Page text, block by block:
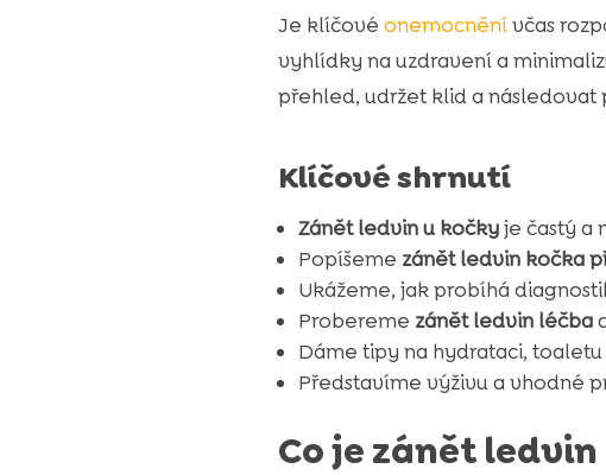
Je klíčové onemocněnívčas
vyhlídky na uzdravení a
přehled, udržet klid a následovat
Klíčové shrnutí
Zánět ledvin u kočkyje častý a
Popíšeme zánět ledvin kočka
Ukážeme, jak probíhá
Probereme zánět ledvin léčba
Dáme tipy na hydrataci,
Představíme výživu a vhodné
Co je zánět